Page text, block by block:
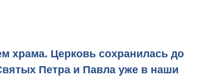
храма. Церковь сохранилась до
Петра и Павла уже в наши